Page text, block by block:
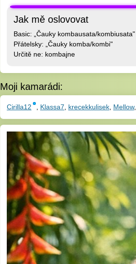
Jak mě oslovovat
Basic: „Čauky kombausata/kombiusata"
Přátelsky: „Čauky komba/kombi"
Určitě ne: kombajne
Moji kamarádi:
Cirilla12 , Klassa7, krecekkulisek, Mellow,